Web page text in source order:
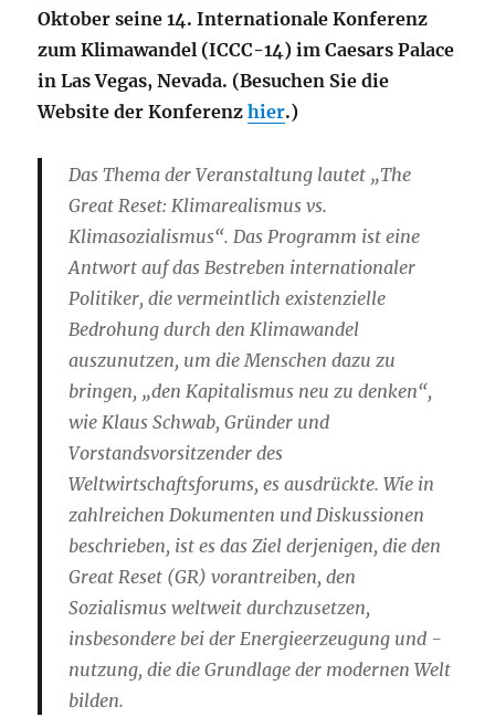
Oktober seine 14. Internationale Konferenz
zum Klimawandel (ICCC-14) im Caesars Palace
in Las Vegas, Nevada. (Besuchen Sie die
Website der Konferenzhier.)
Das Thema der Veranstaltung lautet „The
Great Reset: Klimarealismus vs.
Klimasozialismus“. Das Programm ist eine
Antwort auf das Bestreben internationaler
Politiker, die vermeintlich existenzielle
Bedrohung durch den Klimawandel
auszunutzen, um die Menschen dazu zu
bringen, „den Kapitalismus neu zu denken“,
wie Klaus Schwab, Gründer und
Vorstandsvorsitzender des
Weltwirtschaftsforums, es ausdrückte. Wie in
zahlreichen Dokumenten und Diskussionen
beschrieben, ist es das Ziel derjenigen, die den
Great Reset (GR) vorantreiben, den
Sozialismus weltweit durchzusetzen,
insbesondere bei der Energieerzeugung und -
nutzung, die die Grundlage der modernen Welt
bilden.